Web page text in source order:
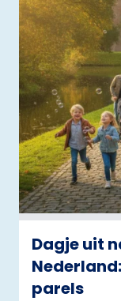
Dagje uit
parels